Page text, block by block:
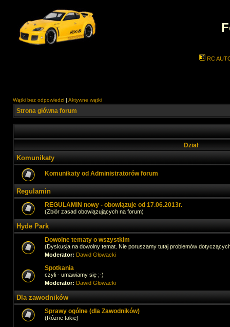
RC
Wątki bez odpowiedzi | Aktywne wątki
Strona główna forum
Dział
Komunikaty
Komunikaty od Administratorów forum
Regulamin
REGULAMIN nowy - obowiązuje od 17.06.2013r.
(Zbiór zasad obowiązujących na forum)
Hyde Park
Dowolne tematy o wszystkim
(Dyskusja na dowolny temat. Nie poruszamy tutaj problemów
Moderator: Dawid Głowacki
Spotkania
czyli - umawiamy się ;-)
Moderator: Dawid Głowacki
Dla zawodników
Sprawy ogólne (dla Zawodników)
(Różne takie)